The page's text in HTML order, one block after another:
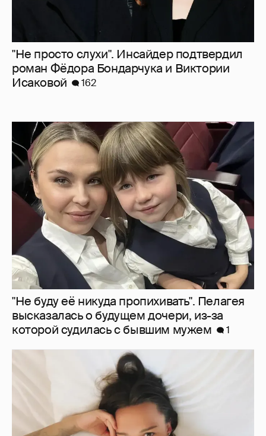
"Не просто слухи". Инсайдер подтвердил
роман Фёдора Бондарчука и Виктории
Исаковой
162
"Не буду её никуда пропихивать". Пелагея
высказалась о будущем дочери, из-за
которой судилась с бывшим мужем
1